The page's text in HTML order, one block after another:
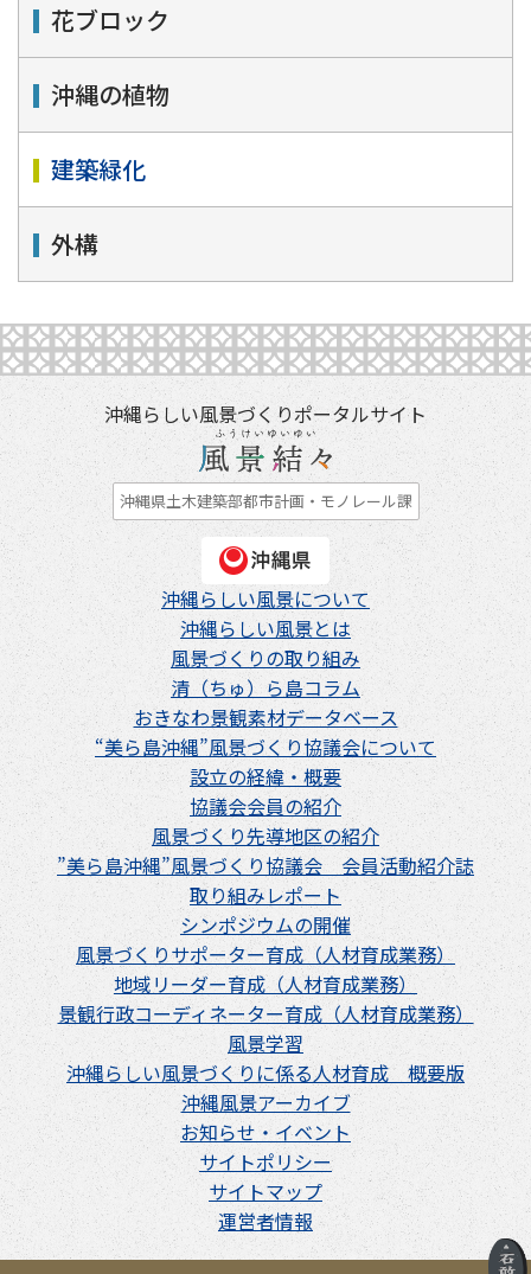
花ブロック
沖縄の植物
建築緑化
外構
沖縄らしい風景づくりポータルサイト
沖縄県土木建築部都市計画・モノレール課
沖縄らしい風景について
沖縄らしい風景とは
風景づくりの取り組み
清（ちゅ）ら島コラム
おきなわ景観素材データベース
“美ら島沖縄”風景づくり協議会について
設立の経緯・概要
協議会会員の紹介
風景づくり先導地区の紹介
”美ら島沖縄”風景づくり協議会 会員活動紹介誌
取り組みレポート
シンポジウムの開催
風景づくりサポーター育成（人材育成業務）
地域リーダー育成（人材育成業務）
景観行政コーディネーター育成（人材育成業務）
風景学習
沖縄らしい風景づくりに係る人材育成 概要版
沖縄風景アーカイブ
お知らせ・イベント
サイトポリシー
サイトマップ
運営者情報